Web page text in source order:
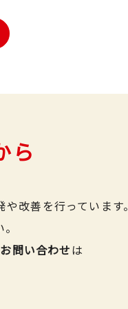
ら
改善を行っています。
問い合わせは